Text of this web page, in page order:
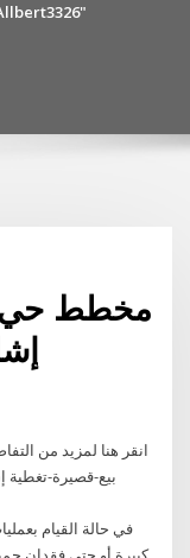
مخطط حي
انقر هنا لمزيد من
بيع-قصيرة-
في حالة القيام